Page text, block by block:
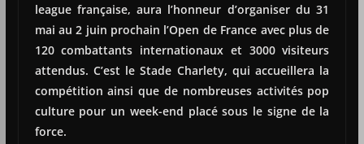
league française, aura l’honneur d’organiser du 31
mai au 2 juin prochain l’Open de France avec plus de
120 combattants internationaux et 3000 visiteurs
attendus. C’est le Stade Charlety, qui accueillera la
compétition ainsi que de nombreuses activités pop
culture pour un week-end placé sous le signe de la
force.